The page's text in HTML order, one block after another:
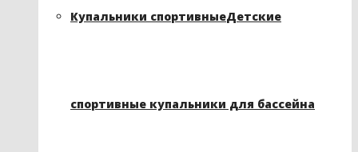
Купальники спортивныеДетские
спортивные купальники для бассейна